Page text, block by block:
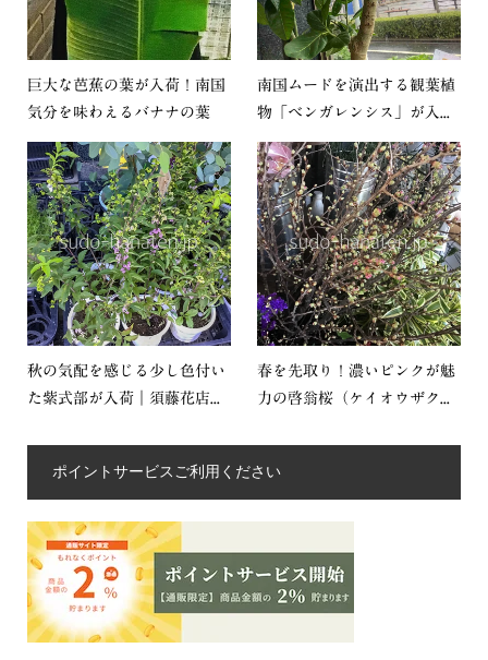
巨大な芭蕉の葉が入荷！南国
気分を味わえるバナナの葉
南国ムードを演出する観葉植
物「ベンガレンシス」が入...
秋の気配を感じる少し色付い
た紫式部が入荷｜須藤花店...
春を先取り！濃いピンクが魅
力の啓翁桜（ケイオウザク...
ポイントサービスご利用ください